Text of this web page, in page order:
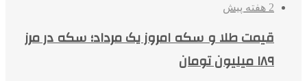
2 هفته پیش
قیمت طلا و سکه امروز یک مرداد؛ سکه در مرز
۱۸۹ میلیون تومان